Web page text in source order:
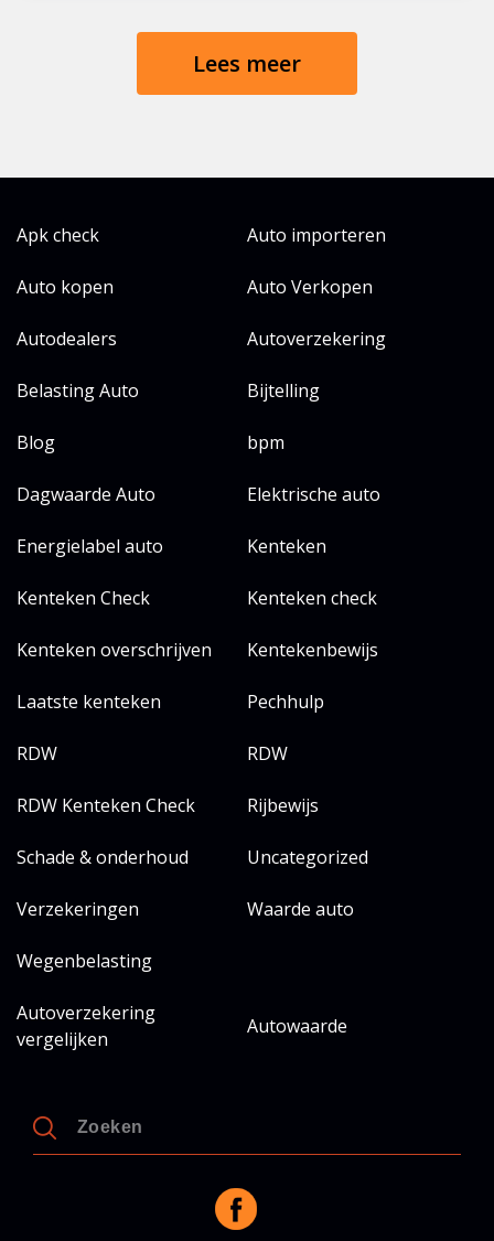
Lees meer
Apk check Auto importeren
Auto kopen Auto Verkopen
Autodealers Autoverzekering
Belasting Auto Bijtelling
Blog bpm
Dagwaarde Auto Elektrische auto
Energielabel auto Kenteken
Kenteken Check Kenteken check
Kenteken overschrijven Kentekenbewijs
Laatste kenteken Pechhulp
RDW RDW
RDW Kenteken Check Rijbewijs
Schade & onderhoud Uncategorized
Verzekeringen Waarde auto
Wegenbelasting
Autoverzekering
vergelijken
Autowaarde